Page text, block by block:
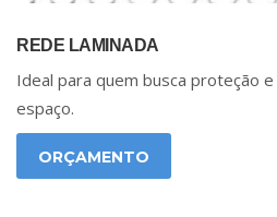
REDE LAMINADA
Ideal para quem busca proteção
espaço.
ORÇAMENTO